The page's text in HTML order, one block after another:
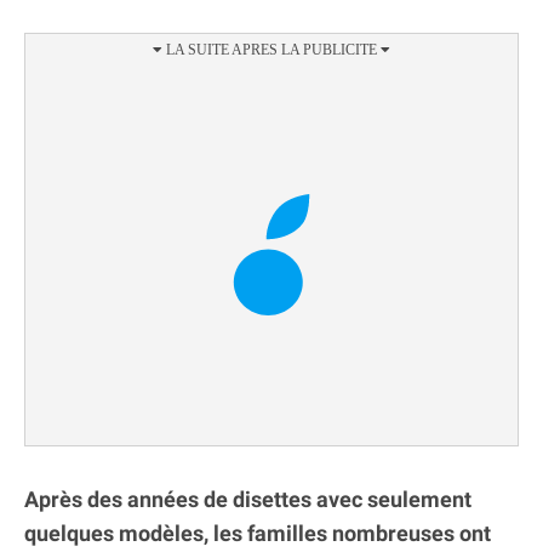
Après des années de disettes avec seulement
quelques modèles, les familles nombreuses ont